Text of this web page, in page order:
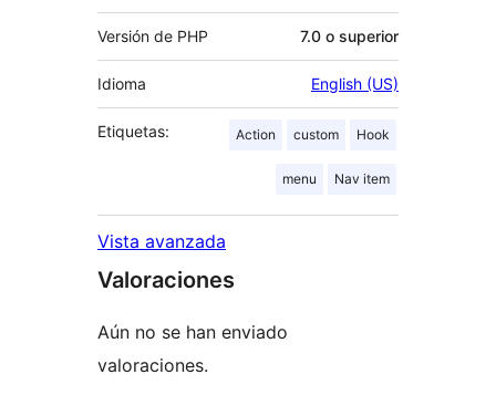
Versión de PHP 7.0 o superior
Idioma English (US)
Etiquetas: Action custom Hook
menu Nav item
Vista avanzada
Valoraciones
Aún no se han enviado
valoraciones.